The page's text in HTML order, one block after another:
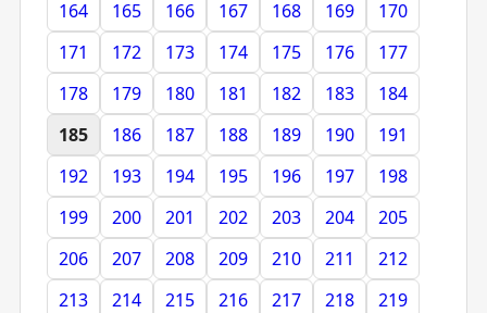
164
165 166 167 168 169
170
171
172 173 174 175 176
177
178
179 180 181 182 183
184
185
186 187 188 189 190
191
192
193 194 195 196 197
198
199
200 201 202 203 204
205
206
207 208 209 210 211
212
213
214 215 216 217 218
219